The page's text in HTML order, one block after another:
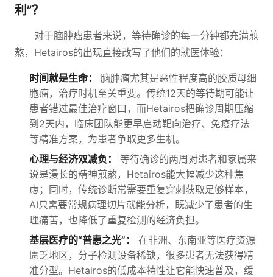
利”？
对于脑肿瘤患者来说，等待确诊的每一分钟都充满煎
熬，Hetairos的出现直接改写了他们的就医体验：
时间就是生命：
脑肿瘤尤其是恶性程度高的胶质母细
胞瘤，治疗时机至关重要。传统12天的等待期可能让
患者错过最佳治疗窗口，而Hetairos把确诊周期压缩
到2天内，临床团队能更早启动靶向治疗、免疫疗法
等精准方案，为患者争取更多生机。
心理与经济双减负：
等待确诊的两周对患者和家属来
说是漫长的精神煎熬，Hetairos能大幅减少这种焦
虑；同时，传统诊断常需要重复穿刺获取足够样本，
AI只需要常规病理切片就能分析，既减少了患者的生
理痛苦，也降低了重复检测的经济负担。
基层医疗的“普惠之光”：
在非洲、东南亚等医疗资源
匮乏地区，分子检测设备稀缺，很多患者无法获得精
准分型。Hetairos的低成本特性让它能快速普及，缓